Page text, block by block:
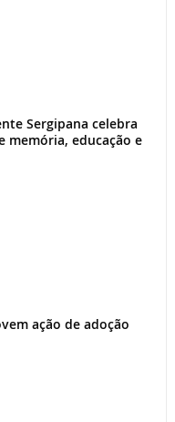
Sergipana celebra
memória, educação e
ação de adoção